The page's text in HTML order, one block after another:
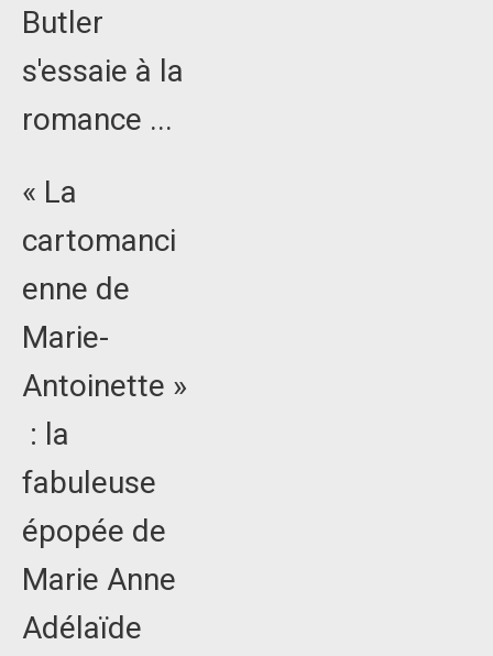
Butler
s'essaie à la
romance ...
« La
cartomanci
enne de
Marie-
Antoinette »
: la
fabuleuse
épopée de
Marie Anne
Adélaïde